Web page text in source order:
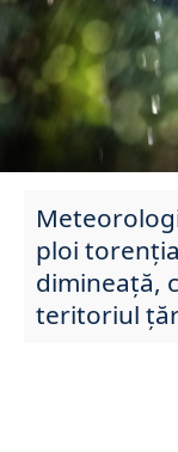
ploi
dimineață,
teritoriul